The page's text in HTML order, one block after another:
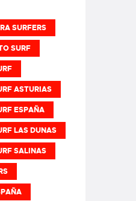
SURFERS
SURF
ASTURIAS
ESPAÑA
LAS DUNAS
SALINAS